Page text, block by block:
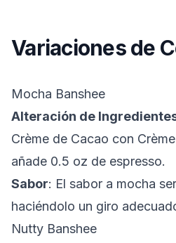
Variaciones de
Mocha Banshee
Alteración de
Crème de Cacao con
añade 0.5 oz de espresso.
Sabor: El sabor a mocha
haciéndolo un giro
Nutty Banshee